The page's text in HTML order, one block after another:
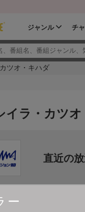
ジャンル チ
ツオ・キハダ
ー
イラ・カツ
直近の